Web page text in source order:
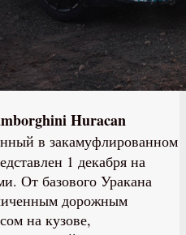
Huracan
в закамуфлированном
1 декабря на
От базового Уракана
дорожным
на кузове,